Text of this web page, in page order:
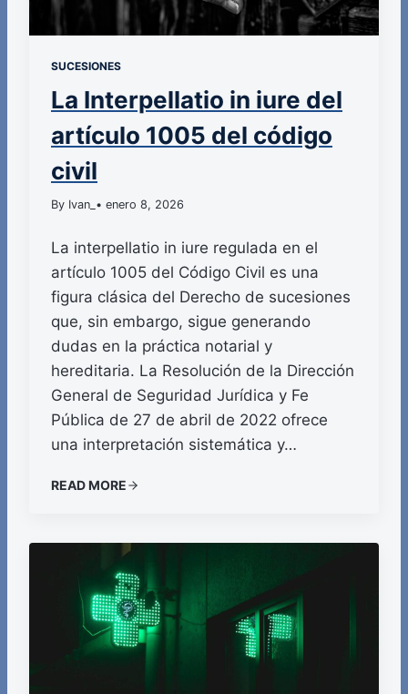
SUCESIONES
La Interpellatio in iure del
artículo 1005 del código
civil
By Ivan_ • enero 8, 2026
La interpellatio in iure regulada en el
artículo 1005 del Código Civil es una
figura clásica del Derecho de sucesiones
que, sin embargo, sigue generando
dudas en la práctica notarial y
hereditaria. La Resolución de la Dirección
General de Seguridad Jurídica y Fe
Pública de 27 de abril de 2022 ofrece
una interpretación sistemática y…
READ MORE